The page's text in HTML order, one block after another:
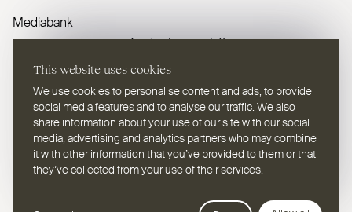
This website uses cookies
We use cookies to personalise content and ads, to provide
social media features and to analyse our traffic. We also
share information about your use of our site with our social
media, advertising and analytics partners who may combine
it with other information that you’ve provided to them or that
they’ve collected from your use of their services.
Mediabank
Avete domande?
Selezionare una lingua